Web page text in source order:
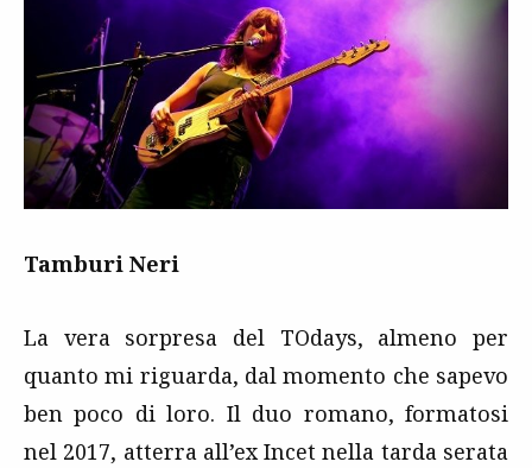
Tamburi Neri
La vera sorpresa del TOdays, almeno per
quanto mi riguarda, dal momento che sapevo
ben poco di loro. Il duo romano, formatosi
nel 2017, atterra all’ex Incet nella tarda serata